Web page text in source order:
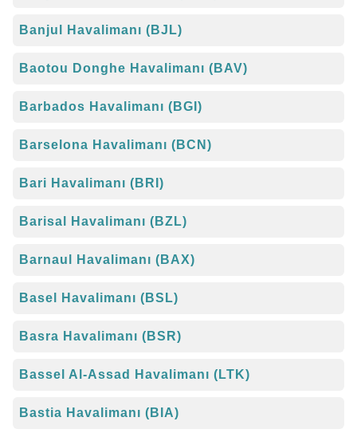
Banjul Havalimanı (BJL)
Baotou Donghe Havalimanı (BAV)
Barbados Havalimanı (BGI)
Barselona Havalimanı (BCN)
Bari Havalimanı (BRI)
Barisal Havalimanı (BZL)
Barnaul Havalimanı (BAX)
Basel Havalimanı (BSL)
Basra Havalimanı (BSR)
Bassel Al-Assad Havalimanı (LTK)
Bastia Havalimanı (BIA)